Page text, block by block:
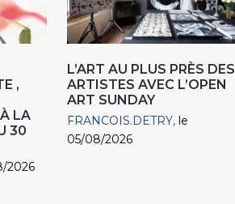
,
LA
30
2026
L’ART AU PLUS PRÈS DES
ARTISTES AVEC L’OPEN
ART SUNDAY
FRANCOIS.DETRY le
05/08/2026